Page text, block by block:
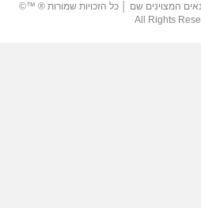
המצוינים שם │ כל הזכויות שמורות ® ™©
All Rights